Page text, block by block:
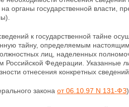
на органы государственной власти,
к государственной тайне
тайну, определяемым
лиц, наделенных
Российской Федерации. Указанные
отнесения конкретных
закона от 06.10.97 N 131-ФЗ)